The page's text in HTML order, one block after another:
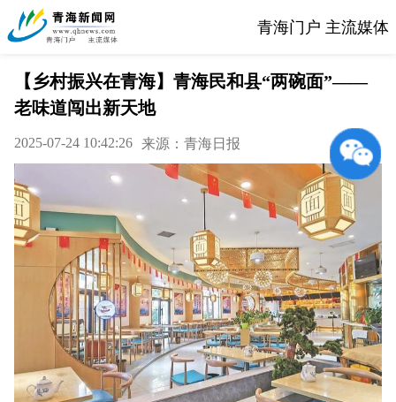
青海门户 主流媒体
【乡村振兴在青海】青海民和县“两碗面”——
老味道闯出新天地
2025-07-24 10:42:26 来源：青海日报